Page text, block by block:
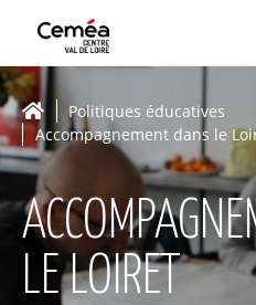
Politiques éducatives
Accompagnement dans le
LE LOIRET